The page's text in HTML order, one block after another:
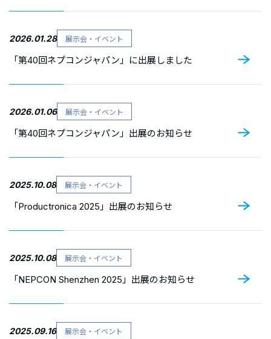
2026.01.28 展示会・イベント
「第40回ネプコンジャパン」に出展しました
2026.01.06 展示会・イベント
「第40回ネプコンジャパン」出展のお知らせ
2025.10.08 展示会・イベント
「Productronica 2025」出展のお知らせ
2025.10.08 展示会・イベント
「NEPCON Shenzhen 2025」出展のお知らせ
2025.09.16 展示会・イベント